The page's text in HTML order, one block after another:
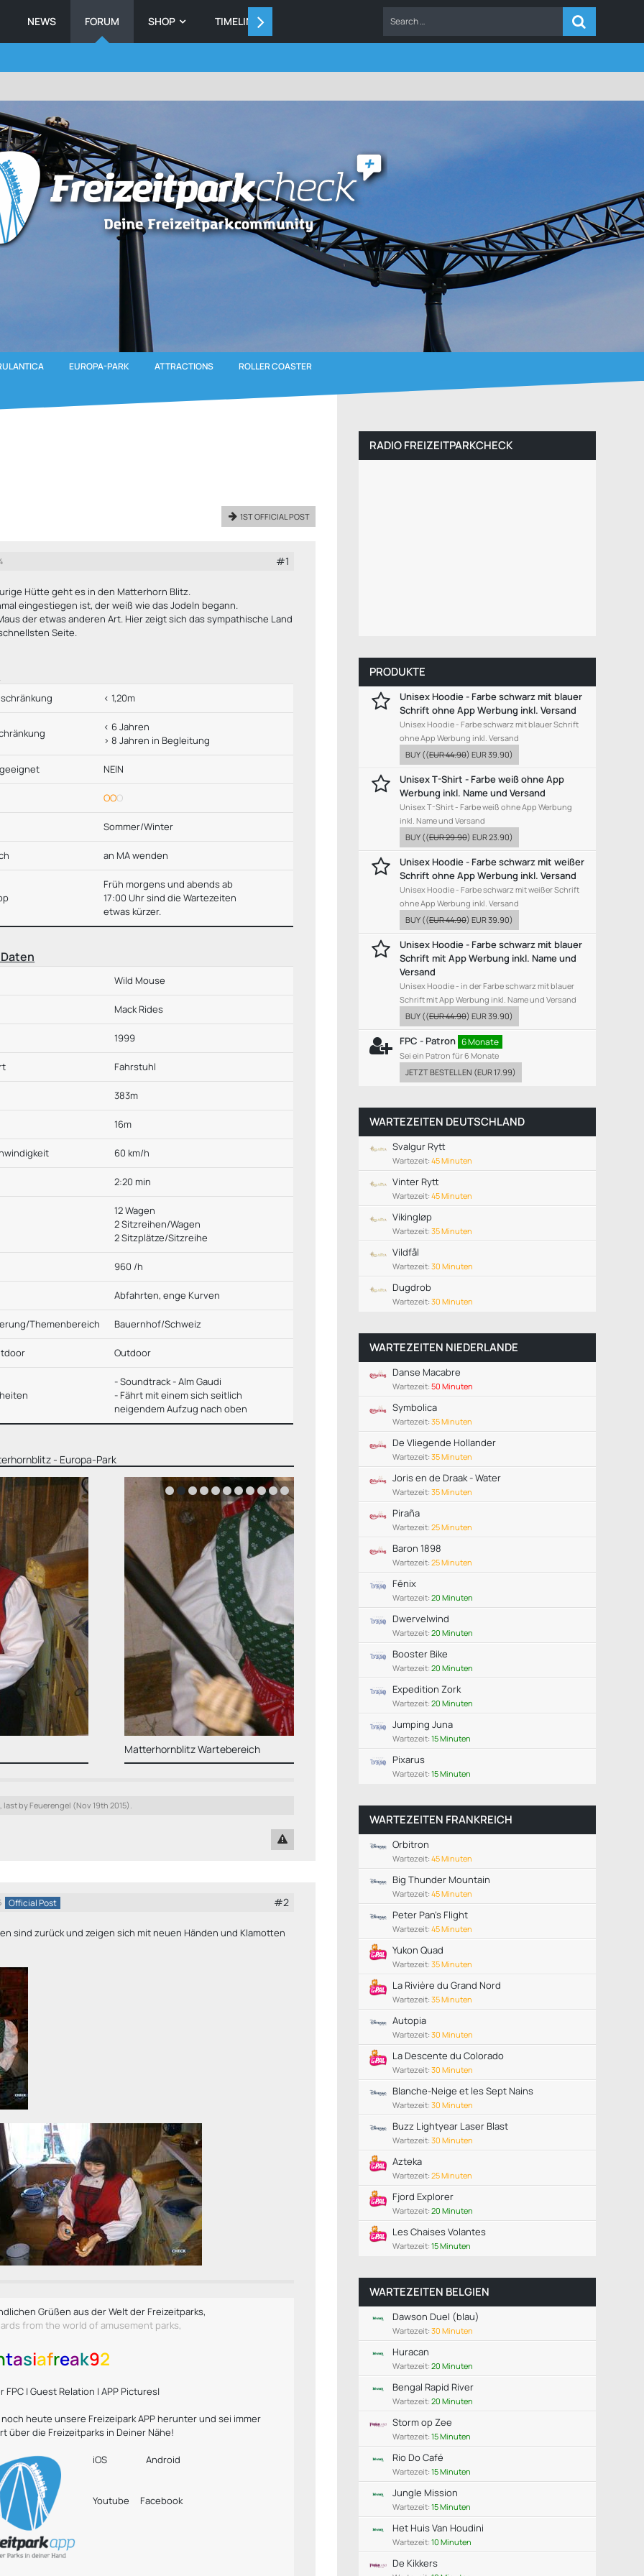
NEWS FORUM SHOP TIMELINE
EUROPA-PARK ATTRACTIONS ROLLER COASTER
1ST OFFICIAL POST
#1
Hütte geht es in den Matterhorn Blitz.
eingestiegen ist, der weiß wie das Jodeln begann.
der etwas anderen Art. Hier zeigt sich das sympathische Land
Seite.
< 1,20m
< 6 Jahren
> 8 Jahren in Begleitung
NEIN
OOO
Sommer/Winter
an MA wenden
Früh morgens und abends ab
17:00 Uhr sind die Wartezeiten
etwas kürzer.
Wild Mouse
Mack Rides
1999
Fahrstuhl
383m
16m
60 km/h
2:20 min
12 Wagen
2 Sitzreihen/Wagen
2 Sitzplätze/Sitzreihe
960 /h
Abfahrten, enge Kurven
Themenbereich Bauernhof/Schweiz
Outdoor
- Soundtrack - Alm Gaudi
- Fährt mit einem sich seitlich
neigendem Aufzug nach oben
- Europa-Park
Matterhornblitz Wartebereich
last by Feuerengel (Nov 19th 2015).
Official Post #2
sind zurück und zeigen sich mit neuen Händen und Klamotten
Grüßen aus der Welt der Freizeitparks,
from the world of amusement parks,
tasiafreak92
FPC | Guest Relation | APP Pictures|
noch heute unsere Freizeipark APP herunter und sei immer
über die Freizeitparks in Deiner Nähe!
iOS Android
Youtube Facebook
RADIO FREIZEITPARKCHECK
PRODUKTE
Unisex Hoodie - Farbe schwarz mit blauer
Schrift ohne App Werbung inkl. Versand
Unisex Hoodie - Farbe schwarz mit blauer Schrift
ohne App Werbung inkl. Versand
BUY ((EUR 44.90) EUR 39.90)
Unisex T-Shirt - Farbe weiß ohne App
Werbung inkl. Name und Versand
Unisex T-Shirt - Farbe weiß ohne App Werbung
inkl. Name und Versand
BUY ((EUR 29.90) EUR 23.90)
Unisex Hoodie - Farbe schwarz mit weißer
Schrift ohne App Werbung inkl. Versand
Unisex Hoodie - Farbe schwarz mit weißer Schrift
ohne App Werbung inkl. Versand
BUY ((EUR 44.90) EUR 39.90)
Unisex Hoodie - Farbe schwarz mit blauer
Schrift mit App Werbung inkl. Name und
Versand
Unisex Hoodie - in der Farbe schwarz mit blauer
Schrift mit App Werbung inkl. Name und Versand
BUY ((EUR 44.90) EUR 39.90)
FPC - Patron 6 Monate
Sei ein Patron für 6 Monate
JETZT BESTELLEN (EUR 17.99)
WARTEZEITEN DEUTSCHLAND
Svalgur Rytt
Wartezeit: 45 Minuten
Vinter Rytt
Wartezeit: 45 Minuten
Vikingløp
Wartezeit: 35 Minuten
Vildfål
Wartezeit: 30 Minuten
Dugdrob
Wartezeit: 30 Minuten
WARTEZEITEN NIEDERLANDE
Danse Macabre
Wartezeit: 50 Minuten
Symbolica
Wartezeit: 35 Minuten
De Vliegende Hollander
Wartezeit: 35 Minuten
Joris en de Draak - Water
Wartezeit: 35 Minuten
Piraña
Wartezeit: 25 Minuten
Baron 1898
Wartezeit: 25 Minuten
Fēnix
Wartezeit: 20 Minuten
Dwervelwind
Wartezeit: 20 Minuten
Booster Bike
Wartezeit: 20 Minuten
Expedition Zork
Wartezeit: 20 Minuten
Jumping Juna
Wartezeit: 15 Minuten
Pixarus
Wartezeit: 15 Minuten
WARTEZEITEN FRANKREICH
Orbitron
Wartezeit: 45 Minuten
Big Thunder Mountain
Wartezeit: 45 Minuten
Peter Pan's Flight
Wartezeit: 45 Minuten
Yukon Quad
Wartezeit: 35 Minuten
La Rivière du Grand Nord
Wartezeit: 35 Minuten
Autopia
Wartezeit: 30 Minuten
La Descente du Colorado
Wartezeit: 30 Minuten
Blanche-Neige et les Sept Nains
Wartezeit: 30 Minuten
Buzz Lightyear Laser Blast
Wartezeit: 30 Minuten
Azteka
Wartezeit: 25 Minuten
Fjord Explorer
Wartezeit: 20 Minuten
Les Chaises Volantes
Wartezeit: 15 Minuten
WARTEZEITEN BELGIEN
Dawson Duel (blau)
Wartezeit: 30 Minuten
Huracan
Wartezeit: 20 Minuten
Bengal Rapid River
Wartezeit: 20 Minuten
Storm op Zee
Wartezeit: 15 Minuten
Rio Do Café
Wartezeit: 15 Minuten
Jungle Mission
Wartezeit: 15 Minuten
Het Huis Van Houdini
Wartezeit: 10 Minuten
De Kikkers